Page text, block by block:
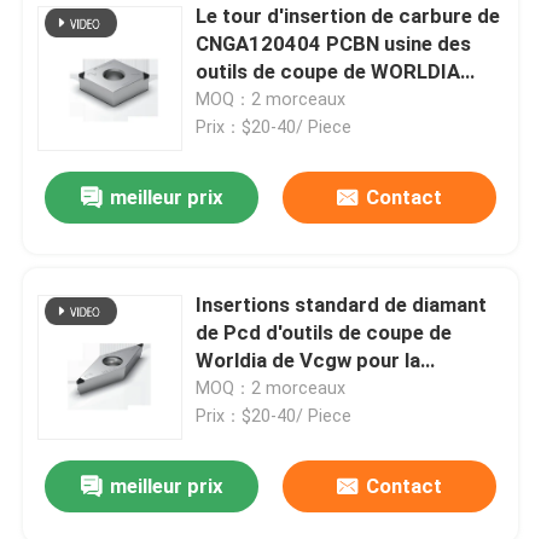
Le tour d'insertion de carbure de
CNGA120404 PCBN usine des
outils de coupe de WORLDIA
pour la fonte
MOQ：2 morceaux
Prix：$20-40/ Piece
meilleur prix Contact
Insertions standard de diamant
de Pcd d'outils de coupe de
Worldia de Vcgw pour la
métallurgie des poudres
MOQ：2 morceaux
Prix：$20-40/ Piece
meilleur prix Contact